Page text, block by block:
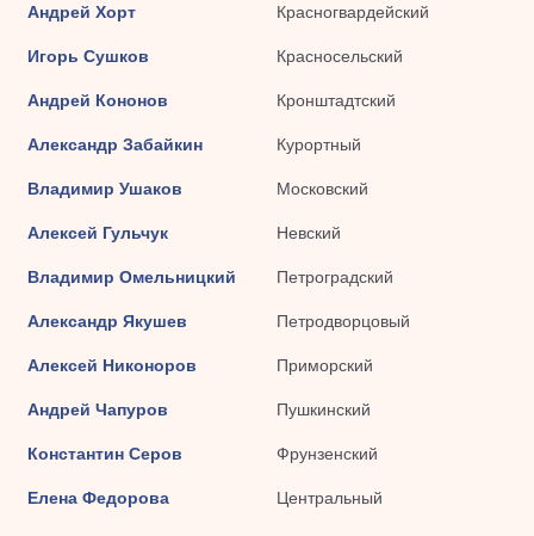
Андрей Хорт Красногвардейский
Игорь Сушков Красносельский
Андрей Кононов Кронштадтский
Александр Забайкин Курортный
Владимир Ушаков Московский
Алексей Гульчук Невский
Владимир Омельницкий Петроградский
Александр Якушев Петродворцовый
Алексей Никоноров Приморский
Андрей Чапуров Пушкинский
Константин Серов Фрунзенский
Елена Федорова Центральный